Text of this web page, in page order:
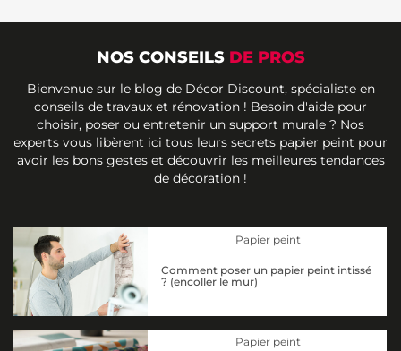
NOS CONSEILS DE PROS
Bienvenue sur le blog de Décor Discount, spécialiste en
conseils de travaux et rénovation ! Besoin d'aide pour
choisir, poser ou entretenir un support murale ? Nos
experts vous libèrent ici tous leurs secrets papier peint pour
avoir les bons gestes et découvrir les meilleures tendances
de décoration !
Papier peint
Comment poser un papier peint intissé
? (encoller le mur)
Papier peint